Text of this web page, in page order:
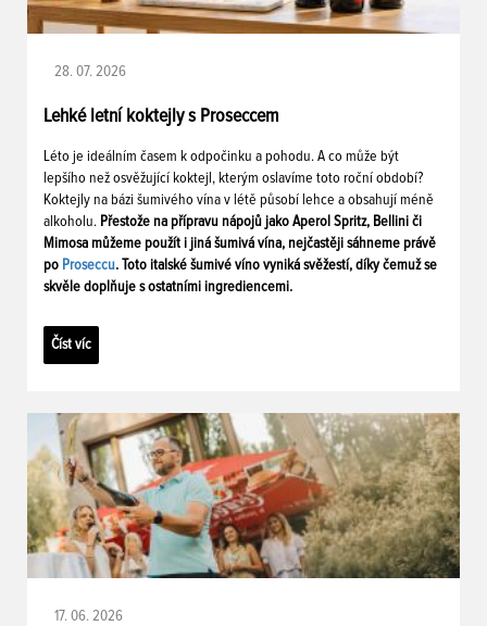
28. 07. 2026
Lehké letní koktejly s Proseccem
Léto je ideálním časem k odpočinku a pohodu. A co může být
lepšího než osvěžující koktejl, kterým oslavíme toto roční období?
Koktejly na bázi šumivého vína v létě působí lehce a obsahují méně
alkoholu. Přestože na přípravu nápojů jako Aperol Spritz, Bellini či
Mimosa můžeme použít i jiná šumivá vína, nejčastěji sáhneme právě
po Proseccu. Toto italské šumivé víno vyniká svěžestí, díky čemuž se
skvěle doplňuje s ostatními ingrediencemi.
Číst víc
17. 06. 2026